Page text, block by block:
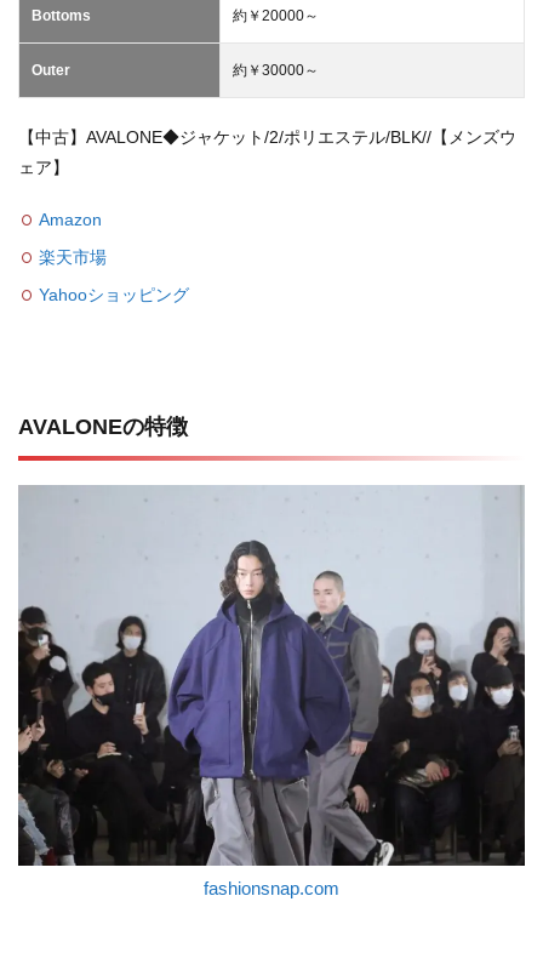
Bottoms 約￥20000～
Outer 約￥30000～
【中古】AVALONE◆ジャケット/2/ポリエステル/BLK//【メンズウ
ェア】
Amazon
楽天市場
Yahooショッピング
AVALONEの特徴
fashionsnap.com